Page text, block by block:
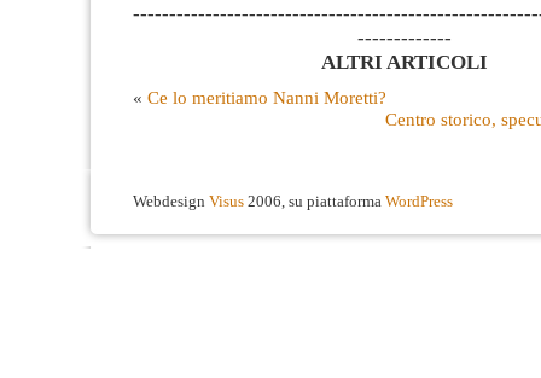
-------------
ALTRI ARTICOLI
« Ce lo meritiamo Nanni Moretti?
Centro storico,
Webdesign Visus 2006, su piattaforma WordPress